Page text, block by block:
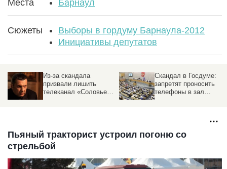
Места Барнаул
Сюжеты
Выборы в гордуму Барнаула-2012
Инициативы депутатов
Скандал в Госдуме:
запретят проносить
телефоны в зал
До 35 предложили
увеличить число
отпускных дней в году.
Пьяный тракторист устроил погоню со
стрельбой